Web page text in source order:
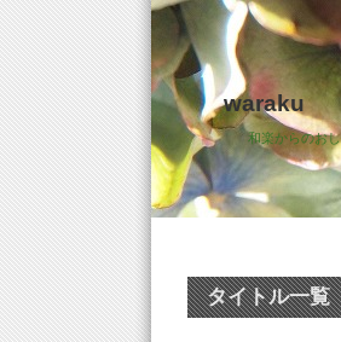
waraku
和楽からのお
タイトル一覧